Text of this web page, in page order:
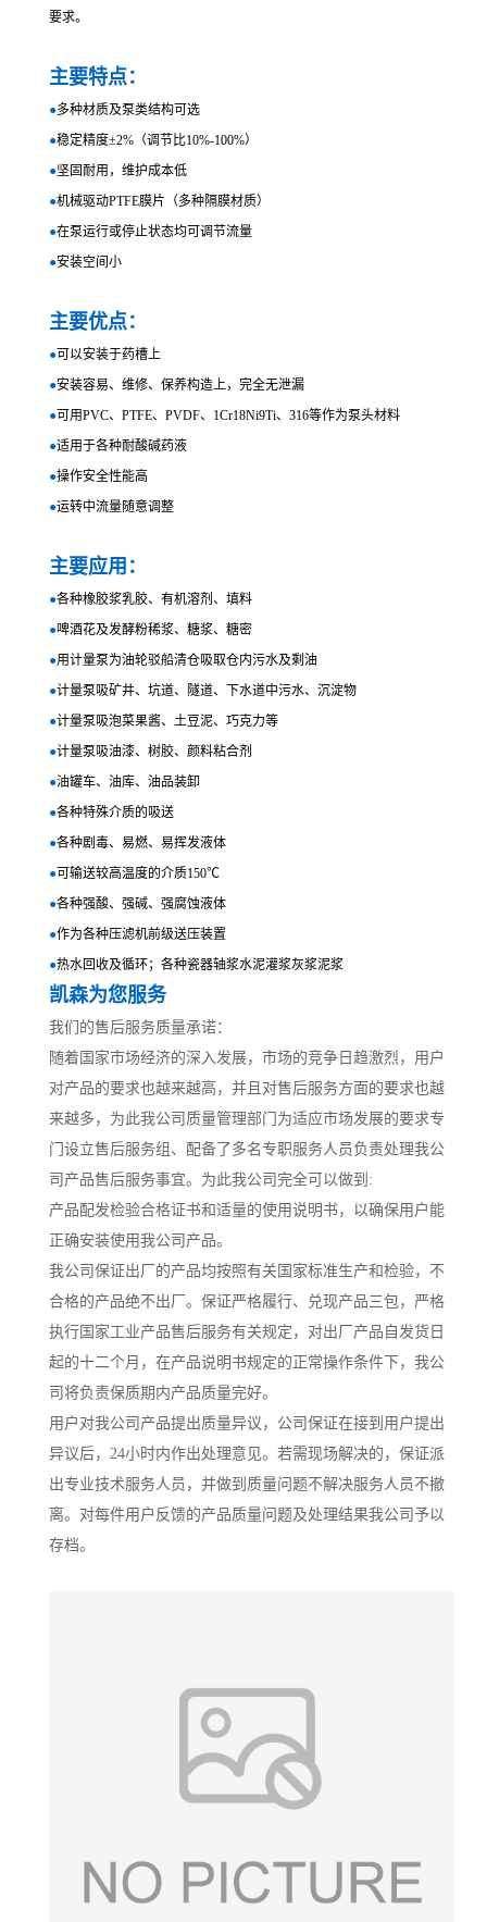
要求。
主要特点：
●多种材质及泵类结构可选
●稳定精度±2%（调节比10%-100%）
●坚固耐用，维护成本低
●机械驱动PTFE膜片（多种隔膜材质）
●在泵运行或停止状态均可调节流量
●安装空间小
主要优点：
●可以安装于药槽上
●安装容易、维修、保养构造上，完全无泄漏
●可用PVC、PTFE、PVDF、1Cr18Ni9Ti、316等作为泵头材料
●适用于各种耐酸碱药液
●操作安全性能高
●运转中流量随意调整
主要应用：
●各种橡胶浆乳胶、有机溶剂、填料
●啤酒花及发酵粉稀浆、糖浆、糖密
●用计量泵为油轮驳船清仓吸取仓内污水及剩油
●计量泵吸矿井、坑道、隧道、下水道中污水、沉淀物
●计量泵吸泡菜果酱、土豆泥、巧克力等
●计量泵吸油漆、树胶、颜料粘合剂
●油罐车、油库、油品装卸
●各种特殊介质的吸送
●各种剧毒、易燃、易挥发液体
●可输送较高温度的介质150℃
●各种强酸、强碱、强腐蚀液体
●作为各种压滤机前级送压装置
●热水回收及循环；各种瓷器轴浆水泥灌浆灰浆泥浆
凯森为您服务
我们的售后服务质量承诺：
随着国家市场经济的深入发展，市场的竞争日趋激烈，用户
对产品的要求也越来越高，并且对售后服务方面的要求也越
来越多，为此我公司质量管理部门为适应市场发展的要求专
门设立售后服务组、配备了多名专职服务人员负责处理我公
司产品售后服务事宜。为此我公司完全可以做到:
产品配发检验合格证书和适量的使用说明书，以确保用户能
正确安装使用我公司产品。
我公司保证出厂的产品均按照有关国家标准生产和检验，不
合格的产品绝不出厂。保证严格履行、兑现产品三包，严格
执行国家工业产品售后服务有关规定，对出厂产品自发货日
起的十二个月，在产品说明书规定的正常操作条件下，我公
司将负责保质期内产品质量完好。
用户对我公司产品提出质量异议，公司保证在接到用户提出
异议后，24小时内作出处理意见。若需现场解决的，保证派
出专业技术服务人员，并做到质量问题不解决服务人员不撤
离。对每件用户反馈的产品质量问题及处理结果我公司予以
存档。